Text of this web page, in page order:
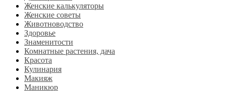
Женские калькуляторы
Женские советы
Животноводство
Здоровье
Знаменитости
Комнатные растения, дача
Красота
Кулинария
Макияж
Маникюр